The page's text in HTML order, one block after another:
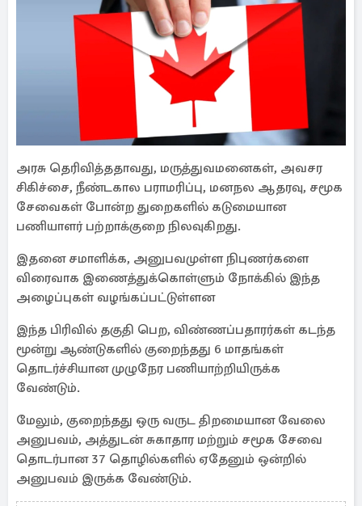
அரசு தெரிவித்ததாவது, மருத்துவமனைகள், அவசர
சிகிச்சை, நீண்டகால பராமரிப்பு, மனநல ஆதரவு, சமூக
சேவைகள் போன்ற துறைகளில் கடுமையான
பணியாளர் பற்றாக்குறை நிலவுகிறது.
இதனை சமாளிக்க, அனுபவமுள்ள நிபுணர்களை
விரைவாக இணைத்துக்கொள்ளும் நோக்கில் இந்த
அழைப்புகள் வழங்கப்பட்டுள்ளன
இந்த பிரிவில் தகுதி பெற, விண்ணப்பதாரர்கள் கடந்த
மூன்று ஆண்டுகளில் குறைந்தது 6 மாதங்கள்
தொடர்ச்சியான முழுநேர பணியாற்றியிருக்க
வேண்டும்.
மேலும், குறைந்தது ஒரு வருட திறமையான வேலை
அனுபவம், அத்துடன் சுகாதார மற்றும் சமூக சேவை
தொடர்பான 37 தொழில்களில் ஏதேனும் ஒன்றில்
அனுபவம் இருக்க வேண்டும்.